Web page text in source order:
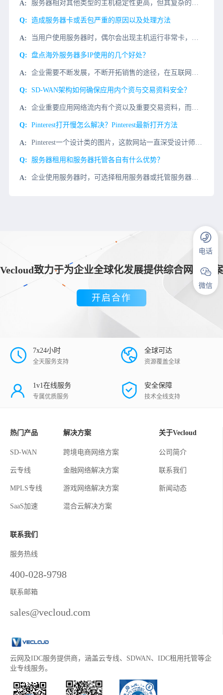
服务器相对其他类型的主机稳定性更高，但其复杂的构造也导致不稳定的影响较多，服务器设备运行复杂，在没有专业团队帮助的前提下，最好不要擅自进行修复，但可以从以下几个方面先行判
造成服务器卡或丢包严重的原因以及处理方法
当用户使用服务器时，偶尔会出现主机运行非常卡，或严重丢失包无法连接。造成这种情况的原因有很多。当我们遇到这个问题时，我们应该首先逐步调查它。今天，我们将了解服务器卡或丢失包的严重原因和处理方法丢包、卡
盘点海外服务器多IP使用的几个好处？
企业需要不断发展，不断开拓销售的途径，在互联网高速发展的情况下，线上业务慢慢的占据了很多企业的大部分业务，线上平台的建设和完善也慢慢成为企业的重点，独立的海外服务器以及独立的IP也开始成为企业的首选，
SD-WAN架构如何确保应用内个资与交易资料安全？
企业重要应用网络流内有个资以及重要交易资料，而因为一些原因，核心应用网络流无法随意访问。而在这些线路又都有独立设备、独立线路处理，那它们在 SD-WAN 架构内要怎么运行呢？这个问题不仅发生在信用卡交
Pinterest打开慢怎么解决？Pinterest最新打开方法
Pinterest一个设计类的图片，这款网站一直深受设计师们的喜爱，到了今天还有很多朋友都说打开Pinterest网站显示无法访问，那么Pinterest网站应该怎么进呢?小编今天介绍几种Pinter
服务器租用和服务器托管各自有什么优势？
企业使用服务器时，可选择租用服务器或托管服务器。两者的相似之处在于都把服务器放在一起IDC服务提供商的机房，但两者的区别在于谁配置了服务器。例如，租赁服务器业务通常是直接租赁商的云服务器产品，服务器托
Vecloud致力于为企业全球化发展提供综合网络方案
开启合作
7x24小时
全天服务支持
全球可达
资源覆盖全球
1v1在线服务
专属优质服务
安全保障
技术全线支持
热门产品
SD-WAN
云专线
MPLS专线
SaaS加速
解决方案
跨境电商网络方案
金融网络解决方案
游戏网络解决方案
混合云解决方案
关于Vecloud
公司简介
联系我们
新闻动态
联系我们
服务热线
400-028-9798
联系邮箱
sales@vecloud.com
云网及IDC服务提供商，涵盖云专线、SDWAN、IDC租用托管等企
业专线服务。
电话
微信